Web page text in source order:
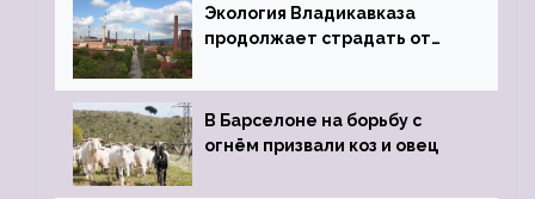
Экология Владикавказа
продолжает страдать от
В Барселоне на борьбу с
огнём призвали коз и овец